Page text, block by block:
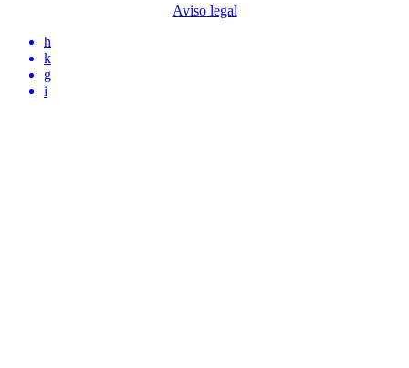
Aviso legal
h
k
g
i